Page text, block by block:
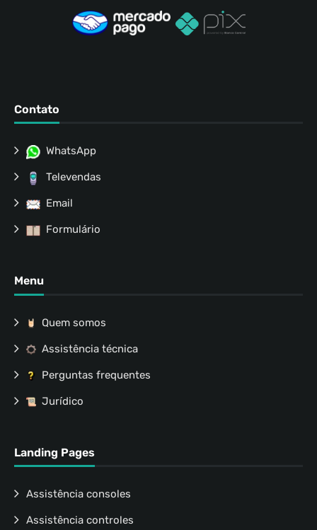
Contato
WhatsApp
Televendas
Email
Formulário
Menu
Quem somos
Assistência técnica
Perguntas frequentes
Jurídico
Landing Pages
Assistência consoles
Assistência controles